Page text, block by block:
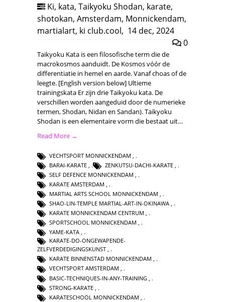
Ki, kata, Taikyoku Shodan, karate,
shotokan, Amsterdam, Monnickendam,
martialart, ki club.cool, 14 dec, 2024
0
Taikyoku Kata is een filosofische term die de
macrokosmos aanduidt. De Kosmos vóór de
differentiatie in hemel en aarde. Vanaf choas of de
leegte. [English version below] Ultieme
trainingskata Er zijn drie Taikyoku kata. De
verschillen worden aangeduid door de numerieke
termen, Shodan, Nidan en Sandan). Taikyoku
Shodan is een elementaire vorm die bestaat uit…
Read More →
VECHTSPORT MONNICKENDAM
BARAI-KARATE
ZENKUTSU-DACHI-KARATE
SELF DEFENCE MONNICKENDAM
KARATE AMSTERDAM
MARTIAL ARTS SCHOOL MONNICKENDAM ,
SHAO-LIN-TEMPLE MARTIAL-ART-IN-OKINAWA ,
KARATE MONNICKENDAM CENTRUM ,
SPORTSCHOOL MONNICKENDAM ,
YAME-KATA ,
KARATE-DO-ONGEWAPENDE-
ZELFVERDEDIGINGSKUNST ,
KARATE BINNENSTAD MONNICKENDAM ,
VECHTSPORT AMSTERDAM ,
BASIC-TECHNIQUES-IN-ANY-TRAINING
STRONG-KARATE
KARATESCHOOL MONNICKENDAM